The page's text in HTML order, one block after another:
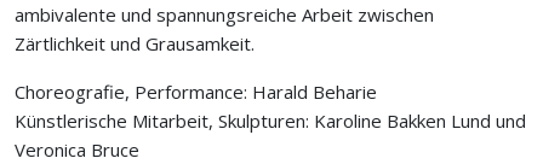
ambivalente und spannungsreiche Arbeit zwischen
Zärtlichkeit und Grausamkeit.
Choreografie, Performance: Harald Beharie
Künstlerische Mitarbeit, Skulpturen: Karoline Bakken Lund und
Veronica Bruce